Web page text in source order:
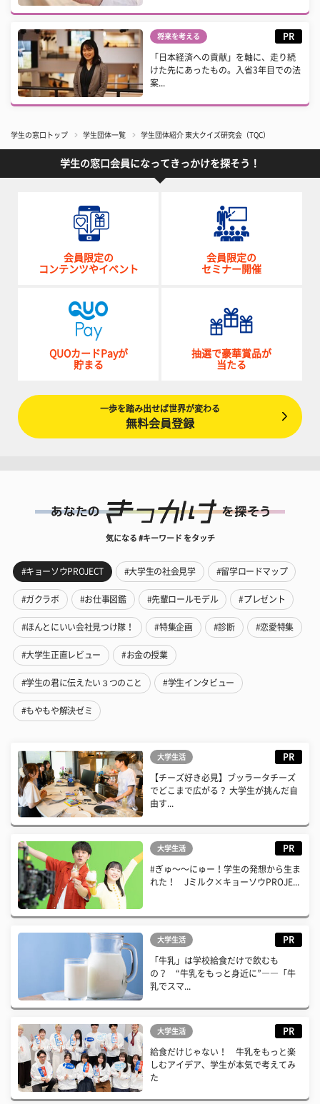
将来を考える PR
「日本経済への貢献」を軸に、走り続
けた先にあったもの。入省3年目での法
案...
学生の窓口トップ 学生団体一覧 学生団体紹介 東大クイズ研究会（TQC）
学生の窓口会員になってきっかけを探そう！
会員限定の
コンテンツやイベント
会員限定の
セミナー開催
QUOカードPayが
貯まる
抽選で豪華賞品が
当たる
一歩を踏み出せば世界が変わる
無料会員登録
気になる #キーワード をタッチ
#キョーソウPROJECT #大学生の社会見学 #留学ロードマップ
#ガクラボ #お仕事図鑑 #先輩ロールモデル #プレゼント
#ほんとにいい会社見つけ隊！ #特集企画 #診断 #恋愛特集
#大学生正直レビュー #お金の授業
#学生の君に伝えたい３つのこと #学生インタビュー
#もやもや解決ゼミ
大学生活 PR
【チーズ好き必見】ブッラータチーズ
でどこまで広がる？ 大学生が挑んだ自
由す...
大学生活 PR
#ぎゅ〜〜にゅー！学生の発想から生ま
れた！ Jミルク×キョーソウPROJE...
大学生活 PR
「牛乳」は学校給食だけで飲むも
の？ “牛乳をもっと身近に”――「牛
乳でスマ...
大学生活 PR
給食だけじゃない！ 牛乳をもっと楽
しむアイデア、学生が本気で考えてみ
た